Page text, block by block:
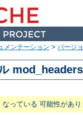
メンテーション > バージ
mod_headers
っている 可能性があ